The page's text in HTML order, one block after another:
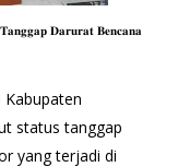
𝐃𝐚𝐫𝐮𝐫𝐚𝐭 𝐁𝐞𝐧𝐜𝐚𝐧𝐚
status tanggap
yang terjadi di